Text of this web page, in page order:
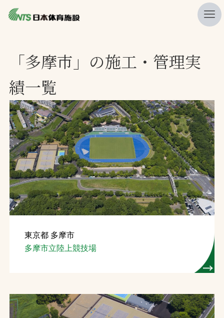
ニュース
プレスリリース
レポート
製品・サービス一覧
施工・管理実績一覧
会社概要
採用情報
検索
お問合せ
ソーシャルメディアポリシー
「多摩市」の施工・管理実
績一覧
東京都 多摩市
多摩市立陸上競技場